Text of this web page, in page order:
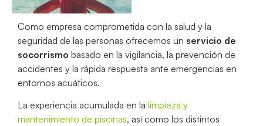
Como empresa comprometida con la salud y la
seguridad de las personas ofrecemos un servicio de
socorrismo basado en la vigilancia, la prevención de
accidentes y la rápida respuesta ante emergencias en
entornos acuáticos.
La experiencia acumulada en la limpieza y
mantenimiento de piscinas, así como los distintos